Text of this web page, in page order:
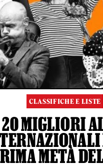
CLASSIFICHE E LISTE
MIGLIORI
METÀ